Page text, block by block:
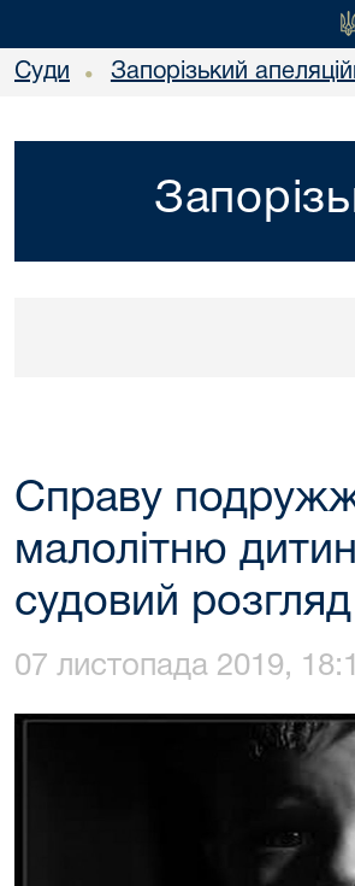
Суди • Запорізький
Справу
малолітню
судовий розгляд
07 листопада 2019,